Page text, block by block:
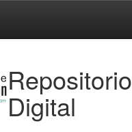
Repositorio
Digital